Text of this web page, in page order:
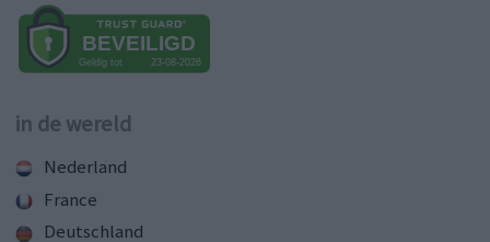
in de wereld
Nederland
France
Deutschland